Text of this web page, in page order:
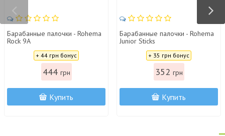
Барабанные палочки - Rohema
Rock 9A
+ 44 грн бонус
444 грн
Купить
Барабанные палочки - Rohema
Junior Sticks
+ 35 грн бонус
352 грн
Купить